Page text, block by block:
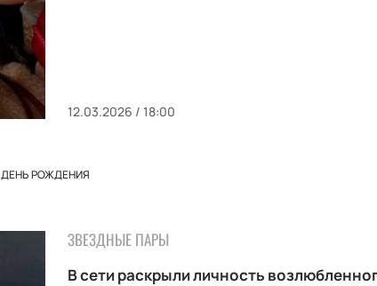
12.03.2026 / 18:00
ДЕНЬ РОЖДЕНИЯ
ЗВЕЗДНЫЕ ПАРЫ
В сети раскрыли личность